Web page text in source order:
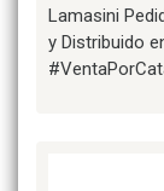
Lamasini
y Distribuido